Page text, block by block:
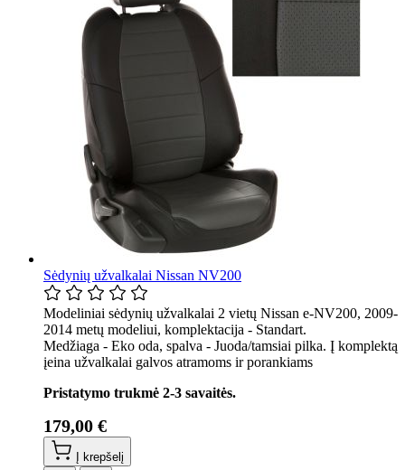
Sėdynių užvalkalai Nissan NV200
Modeliniai sėdynių užvalkalai 2 vietų Nissan e-NV200, 2009-
2014 metų modeliui, komplektacija - Standart.
Medžiaga - Eko oda, spalva - Juoda/tamsiai pilka. Į komplektą
įeina užvalkalai galvos atramoms ir porankiams
Pristatymo trukmė 2-3 savaitės.
179,00 €
Į krepšelį